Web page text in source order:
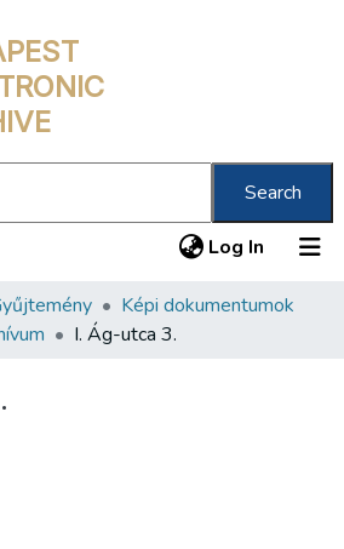
Search
Log In (current)
Képi dokumentumok
I. Ág-utca 3.